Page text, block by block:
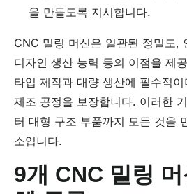
을 만들도록 지시합니다.
CNC 밀링 머신은 일관된 정밀도,
디자인 생산 능력 등의 이점을 제
타입 제작과 대량 생산에 필수적
제조 공정을 보장합니다. 이러한
터 대형 구조 부품까지 모든 것을
소입니다.
9개 CNC 밀링